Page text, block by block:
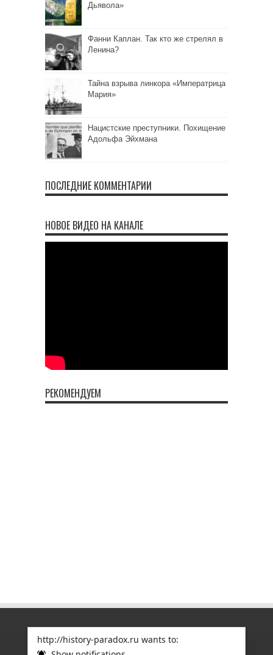
http://history-paradox.ru wants to:
Дьявола»
Фанни Каплан. Так кто же стрелял в
Ленина?
Тайна взрыва линкора «Императрица
Мария»
Нацистские преступники. Похищение
Адольфа Эйхмана
ПОСЛЕДНИЕ КОММЕНТАРИИ
НОВОЕ ВИДЕО НА КАНАЛЕ
РЕКОМЕНДУЕМ